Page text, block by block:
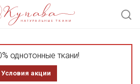
однотонные ткани!
Условия акции